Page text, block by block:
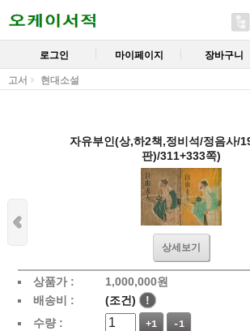
로그인 마이페이지 장바구니
고서 현대소설
자유부인(상,하2책,정비석/정음사/
판)/311+333쪽)
상세보기
상품가 : 1,000,000원
배송비 :
(조건)
!
수량 :
+1 -1